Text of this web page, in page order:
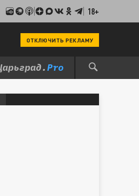
18+
ОТКЛЮЧИТЬ РЕКЛАМУ